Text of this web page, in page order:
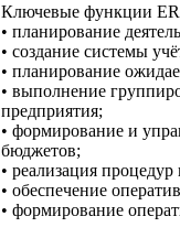
Ключевые функции
• планирование
• создание системы
• планирование
• выполнение
предприятия;
• формирование и
бюджетов;
• реализация
• обеспечение
• формирование